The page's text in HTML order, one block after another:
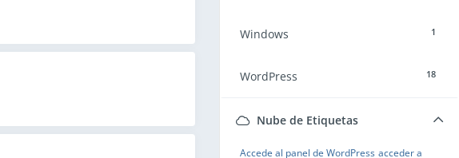
1
Windows
18
WordPress
Nube de Etiquetas
Accede al panel de WordPress acceder a